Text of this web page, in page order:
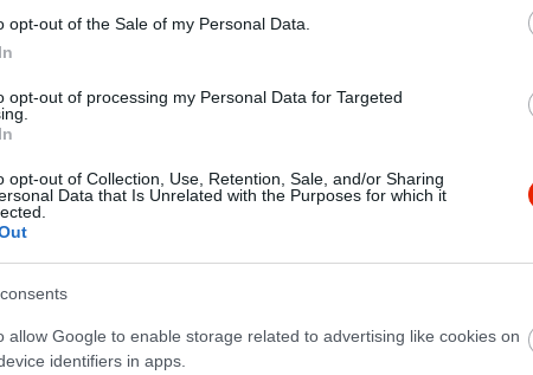
opt-out of the Sale of my Personal Data.
opt-out of processing my Personal Data for Targeted
opt-out of Collection, Use, Retention, Sale, and/or Sharing
Data that Is Unrelated with the Purposes for which it
allow Google to enable storage related to advertising like cookies on
identifiers in apps.
restaurant. For 2 and a half years to was a reference to me
trap with a catering and an expensive wine storage. Waiters
end of the meal. Szamla? Forget it, you receive a fine for
cuisine.
konnyu. Igazi konyha muveszet. A chef zsenialis!